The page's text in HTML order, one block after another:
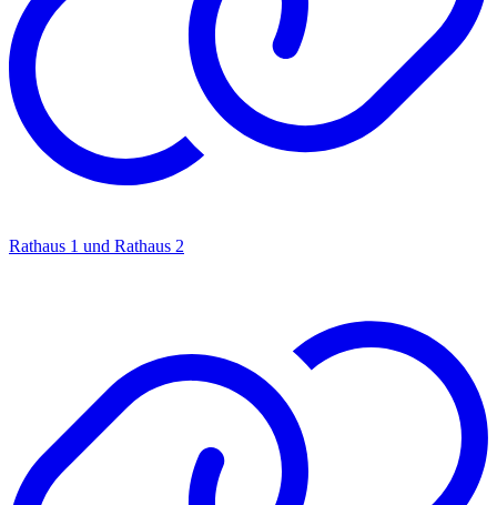
Rathaus 1 und Rathaus 2